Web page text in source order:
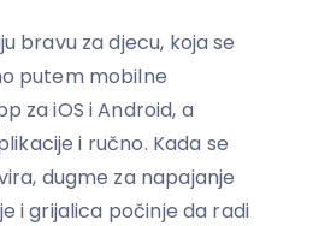
bravu za djecu, koja se
putem mobilne
za iOS i Android, a
i ručno. Kada se
dugme za napajanje
i grijalica počinje da radi